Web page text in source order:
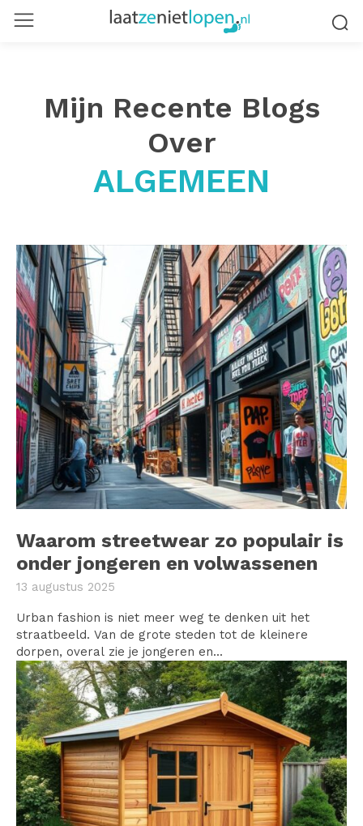
Mijn Recente Blogs
Over
ALGEMEEN
Waarom streetwear zo populair is
onder jongeren en volwassenen
13 augustus 2025
Urban fashion is niet meer weg te denken uit het
straatbeeld. Van de grote steden tot de kleinere
dorpen, overal zie je jongeren en...